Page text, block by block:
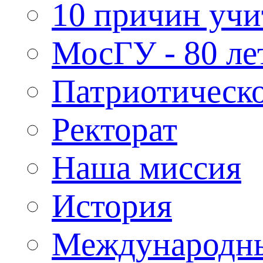
10 причин
МосГУ - 80
Ректорат
Наша миссия
История